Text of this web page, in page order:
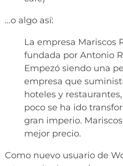
…o algo así:
La empresa Mariscos
fundada por Antonio
Empezó siendo una
empresa que
hoteles y
poco se ha ido
gran imperio.
mejor precio.
Como nuevo usuario de